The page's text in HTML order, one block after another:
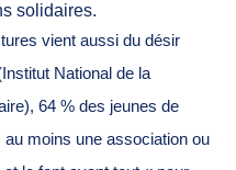
solidaires.
vient aussi du désir
National de la
64 % des jeunes de
au moins une association ou